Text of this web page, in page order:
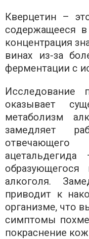
Кверцетин –
содержащееся
концентрация
винах из-за
ферментации с
Исследование
оказывает
метаболизм
замедляет
образующегося
алкоголя.
приводит к
организме, что
симптомы
покраснение